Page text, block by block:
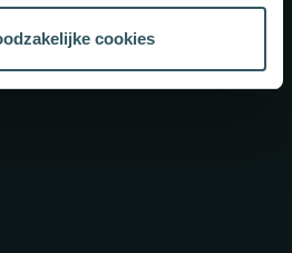
cookies